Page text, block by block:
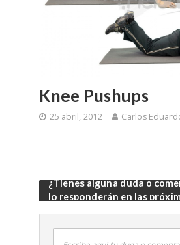
Knee Pushups
25 abril, 2012 Carlos
¿Tienes alguna duda o
lo responderán en las